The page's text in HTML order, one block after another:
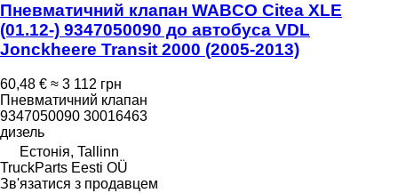
Пневматичний клапан WABCO Citea XLE
(01.12-) 9347050090 до автобуса VDL
Jonckheere Transit 2000 (2005-2013)
60,48 € ≈ 3 112 грн
Пневматичний клапан
9347050090 30016463
дизель
Естонія, Tallinn
TruckParts Eesti OÜ
Зв'язатися з продавцем